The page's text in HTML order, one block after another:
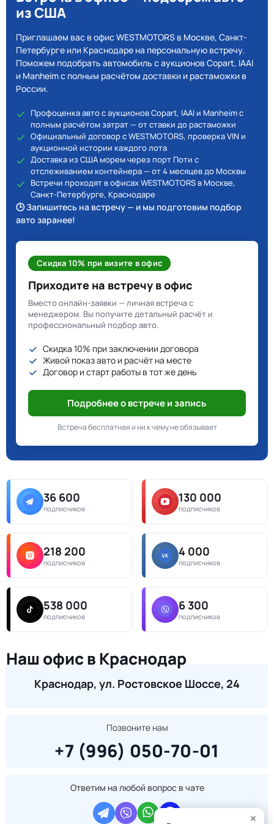
из США
Приглашаем вас в офис WESTMOTORS в Москве, Санкт-
Петербурге или Краснодаре на персональную встречу.
Поможем подобрать автомобиль с аукционов Copart, IAAI
и Manheim с полным расчётом доставки и растаможки в
России.
Профоценка авто с аукционов Copart, IAAI и Manheim с
полным расчётом затрат — от ставки до растаможки
Официальный договор с WESTMOTORS, проверка VIN и
аукционной истории каждого лота
Доставка из США морем через порт Поти с
отслеживанием контейнера — от 4 месяцев до Москвы
Встречи проходят в офисах WESTMOTORS в Москве,
Санкт-Петербурге, Краснодаре
🕒 Запишитесь на встречу — и мы подготовим подбор
авто заранее!
Скидка 10% при визите в офис
Приходите на встречу в офис
Вместо онлайн-заявки — личная встреча с
менеджером. Вы получите детальный расчёт и
профессиональный подбор авто.
Скидка 10% при заключении договора
Живой показ авто и расчёт на месте
Договор и старт работы в тот же день
Подробнее о встрече и запись
Встреча бесплатная и ни к чему не обязывает
36 600
подписчиков
130 000
подписчиков
218 200
подписчиков
4 000
подписчиков
538 000
подписчиков
6 300
подписчиков
Наш офис в Краснодар
Краснодар, ул. Ростовское Шоссе, 24
Позвоните нам
+7 (996) 050-70-01
Ответим на любой вопрос в чате